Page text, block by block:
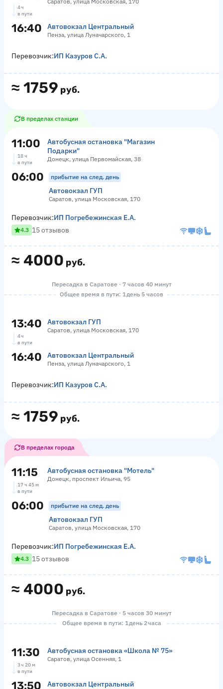
4 ч
в пути
16:40 Автовокзал Центральный
Пенза, улица Луначарского, 1
≈ 1759 руб.
Перевозчик:ИП Казуров С.А.
В пределах станции
11:00
Автобусная остановка "Магазин
Подарки"
Донецк, улица Первомайская, 38
18 ч
в пути
06:00 прибытие на след. день
Автовокзал ГУП
Саратов, улица Московская, 170
≈ 4000 руб.
Перевозчик:ИП Погребежинская Е.А.
4.3 15 отзывов
Пересадка в Саратове · 7 часов 40 минут
Общее время в пути: 1 день 5 часов
13:40 Автовокзал ГУП
Саратов, улица Московская, 170
4 ч
в пути
16:40 Автовокзал Центральный
Пенза, улица Луначарского, 1
≈ 1759 руб.
Перевозчик:ИП Казуров С.А.
В пределах города
11:15 Автобусная остановка "Мотель"
Донецк, проспект Ильича, 95
17 ч 45 м
в пути
06:00 прибытие на след. день
Автовокзал ГУП
Саратов, улица Московская, 170
≈ 4000 руб.
Перевозчик:ИП Погребежинская Е.А.
4.3 15 отзывов
Пересадка в Саратове · 5 часов 30 минут
Общее время в пути: 1 день 2 часа
11:30 Автобусная остановка «Школа № 75»
Саратов, улица Осенняя, 1
3 ч 20 м
в пути
13:50 Автовокзал Центральный